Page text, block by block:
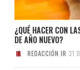
¿QUÉ HACER CON
DE AÑO NUEVO?
REDACCIÓN IR 31